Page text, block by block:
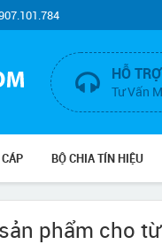
HỖ TRỢ
Tư Vấn
BỘ CHIA TÍN HIỆU
phẩm cho